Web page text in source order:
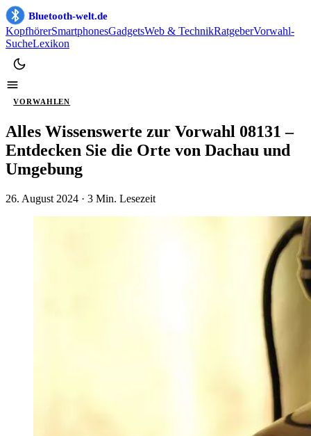
Bluetooth-welt.de
KopfhörerSmartphonesGadgetsWeb & TechnikRatgeberVorwahl-
SucheLexikon
VORWAHLEN
Alles Wissenswerte zur Vorwahl 08131 –
Entdecken Sie die Orte von Dachau und
Umgebung
26. August 2024 · 3 Min. Lesezeit